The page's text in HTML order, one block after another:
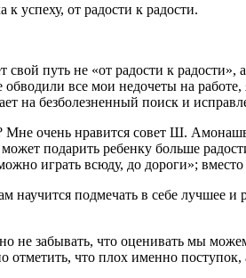
к успеху, от радости к радости.
свой путь не «от радости к
обводили все мои недочеты на
на безболезненный поиск и
очень нравится совет Ш.
подарить ребенку больше
играть всюду, до дороги»;
научится подмечать в себе лучшее и
не забывать, что оценивать мы
отметить, что плох именно поступок,